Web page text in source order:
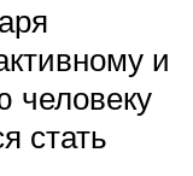
и
человеку
стать